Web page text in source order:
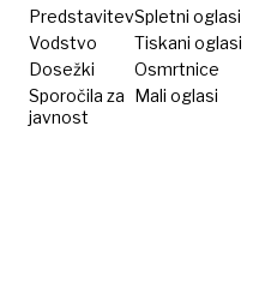
Predstavitev
Vodstvo
Dosežki
Sporočila za
javnost
Spletni oglasi
Tiskani oglasi
Osmrtnice
Mali oglasi